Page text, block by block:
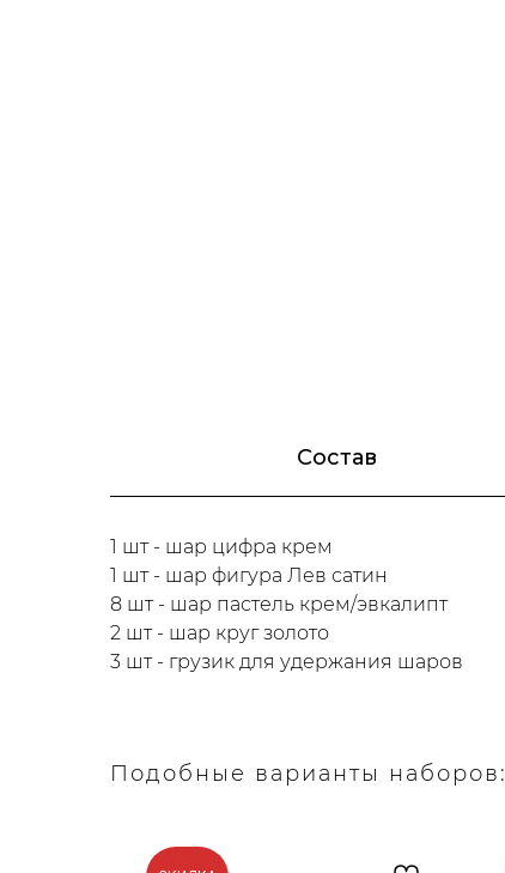
Состав
1 шт - шар цифра крем
1 шт - шар фигура Лев сатин
8 шт - шар пастель крем/эвкалипт
2 шт - шар круг золото
3 шт - грузик для удержания шаров
Подобные варианты наборов: